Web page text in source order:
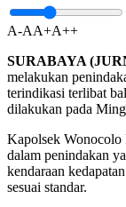
A-AA+A++
SURABAYA
melakukan
terindikasi terlibat
dilakukan pada
Kapolsek Wonocolo
dalam penindakan
kendaraan
sesuai standar.